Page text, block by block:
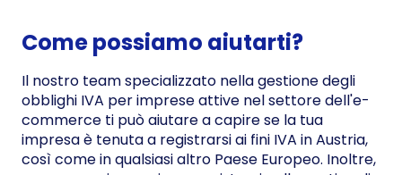
Come possiamo aiutarti?
Il nostro team specializzato nella gestione degli
obblighi IVA per imprese attive nel settore dell'e-
commerce ti può aiutare a capire se la tua
impresa è tenuta a registrarsi ai fini IVA in Austria,
così come in qualsiasi altro Paese Europeo. Inoltre,